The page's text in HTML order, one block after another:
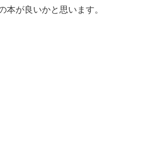
本が良いかと思います。